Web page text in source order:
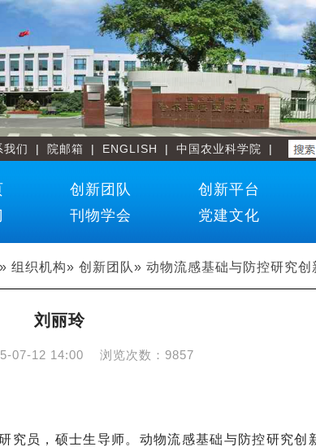
我们 | 院邮箱 | ENGLISH | 中国农业科学院 |
创新团队 创新平台
刊物学会 党建文化
» 组织机构» 创新团队» 动物流感基础与防控研究创
刘丽玲
07-12 14:00 浏览次数： 9857
究员，硕士生导师。动物流感基础与防控研究创